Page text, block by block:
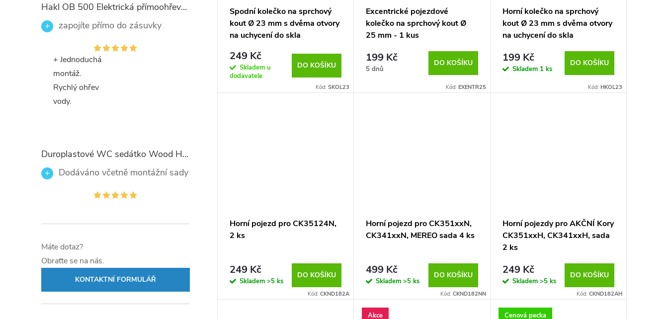
Hakl OB 500 Elektrická přímoohřevná vodovodní baterie, černé flexi ramínko
zapojíte přímo do zásuvky
+ Jednoduchá
montáž.
Rychlý ohřev
vody.
Duroplastové WC sedátko Wood Heart 82377 se zpomalovacím mechanismem SOFT-CLOSE
Dodáváno včetně montážní sady
Máte dotaz?
Obraťte se na nás.
KONTAKTNÍ FORMULÁŘ
Spodní kolečko na sprchový
kout Ø 23 mm s dvěma otvory
na uchycení do skla
249 Kč
Skladem u
dodavatele
DO KOŠÍKU
Kód:SKOL23
Excentrické pojezdové
kolečko na sprchový kout Ø
25 mm - 1 kus
199 Kč
5 dnů
DO KOŠÍKU
Kód: EXENTR25
Horní kolečko na sprchový
kout Ø 23 mm s dvěma otvory
na uchycení do skla
199 Kč
Skladem 1 ks
DO KOŠÍKU
Kód: HKOL23
Horní pojezd pro CK35124N,
2 ks
249 Kč
Skladem >5 ks
DO KOŠÍKU
Kód:CKND182A
Horní pojezd pro CK351xxN,
CK341xxN, MEREO sada 4 ks
499 Kč
Skladem>5 ks
DO KOŠÍKU
Kód: CKND182NN
Horní pojezdy pro AKČNÍ Kory
CK351xxH, CK341xxH, sada
2 ks
249 Kč
Skladem >5 ks
DO KOŠÍKU
Kód: CKND182AH
Akce
Cenová pecka